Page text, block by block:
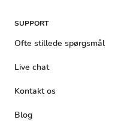
SUPPORT
Ofte stillede spørgsmål
Live chat
Kontakt os
Blog